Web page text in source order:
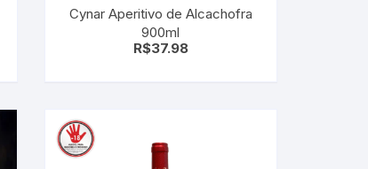
Cynar Aperitivo de Alcachofra
900ml
R$37.98